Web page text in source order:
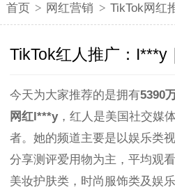
首页 > 网红营销 > TikTok网红
TikTok红人推广：I***y
今天为大家推荐的是拥有5390
网红l***y，红人是美国社交媒
者。她的频道主要是以娱乐类
分享测评爱用物为主，平均观
美妆护肤类，时尚服饰类及娱